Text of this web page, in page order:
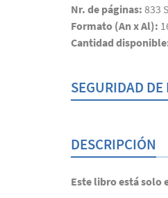
Nr. de páginas: 833
Formato (An x Al):
Cantidad
SEGURIDAD
DESCRIPCIÓN
Este libro está solo